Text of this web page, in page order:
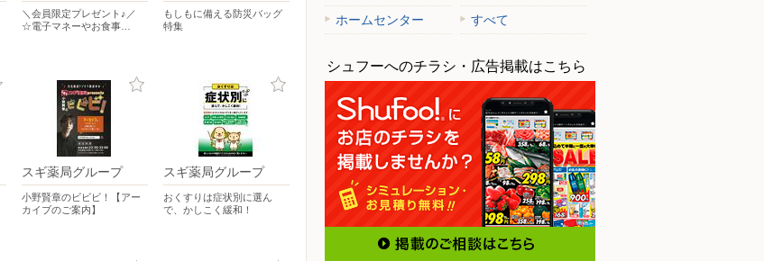
＼会員限定プレゼント♪／
☆電子マネーやお食事…
もしもに備える防災バッグ
特集
スギ薬局グループ
小野賢章のビビビ！【アー
カイブのご案内】
スギ薬局グループ
おくすりは症状別に選ん
で、かしこく緩和！
ホームセンター
すべて
シュフーへのチラシ・広告掲載はこちら